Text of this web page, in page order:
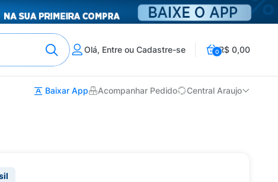
Olá, Entre ou Cadastre-se 0R$ 0,00
Baixar App Acompanhar Pedido Central Araujo